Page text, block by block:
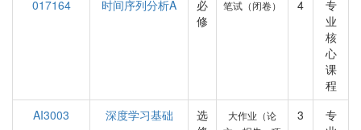
017164
时间序列分析A
必
修
笔试（闭卷） 4
专
业
核
心
课
程
AI3003
深度学习基础
选
大作业（论
3
专